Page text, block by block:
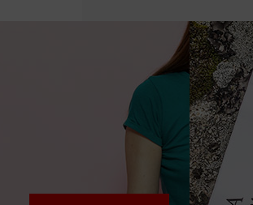
Consultoría